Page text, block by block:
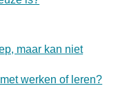
maar kan niet
werken of leren?